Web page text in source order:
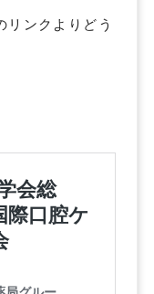
リンクよりどう